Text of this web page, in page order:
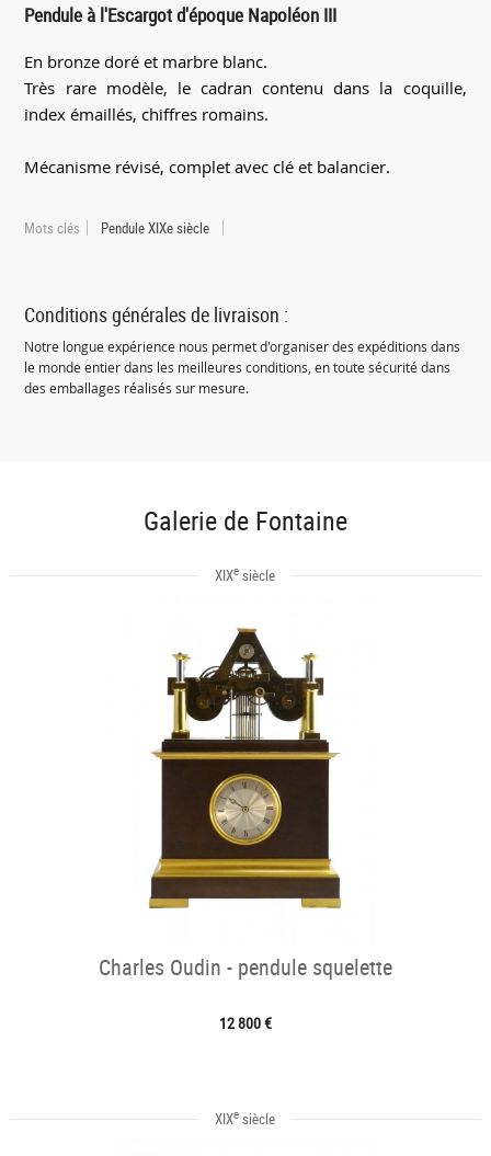
Pendule à l'Escargot d'époque Napoléon III
En bronze doré et marbre blanc.
Très rare modèle, le cadran contenu dans la coquille,
index émaillés, chiffres romains.
Mécanisme révisé, complet avec clé et balancier.
Mots clés Pendule XIXe siècle
Conditions générales de livraison :
Notre longue expérience nous permet d'organiser des expéditions dans
le monde entier dans les meilleures conditions, en toute sécurité dans
des emballages réalisés sur mesure.
Galerie de Fontaine
XIXe siècle
Charles Oudin - pendule squelette
12 800 €
XIXe siècle